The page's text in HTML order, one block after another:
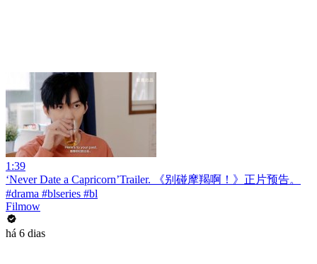
1:39
‘Never Date a Capricorn’Trailer. 《别碰摩羯啊！》正片预告。
#drama #blseries #bl
Filmow
há 6 dias